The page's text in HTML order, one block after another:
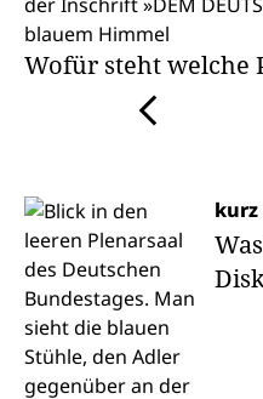
Wofür steht welche